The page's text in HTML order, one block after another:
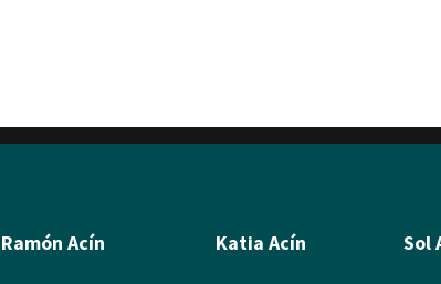
Ramón Acín Katia Acín Sol